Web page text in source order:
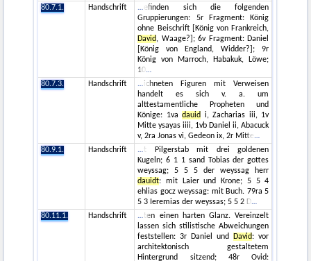
80.7.1.
Handschrift
efinden sich die folgenden
Gruppierungen: 5r Fragment: König
ohne Beischrift [König von Frankreich,
David, Waage?]; 6v Fragment: Daniel
[König von England, Widder?]; 9r
König von Marroch, Habakuk, Löwe;
10
80.7.3.
Handschrift
ichneten Figuren mit Verweisen
handelt es sich v. a. um
alttestamentliche Propheten und
Könige: 1vadauid i, Zacharias iii, 1v
Mitte ysayas iiii, 1vb Daniel ii, Abacuck
v, 2ra Jonas vi, Gedeon ix, 2r Mitte
80.9.1.
Handschrift
t Pilgerstab mit drei goldenen
Kugeln; 6 1 1 sand Tobias der gottes
weyssag; 5 5 5 der weyssag herr
dauidt: mit Laier und Krone; 5 5 4
ehlias gocz weyssag: mit Buch. 79ra 5
5 3 Ieremias der weyssas; 5 5 2 D
80.11.1.
Handschrift
ten einen harten Glanz. Vereinzelt
lassen sich stilistische Abweichungen
feststellen: 3r Daniel und
David: vor
architektonisch gestaltetem
Hintergrund sitzend; 48r Ovid: